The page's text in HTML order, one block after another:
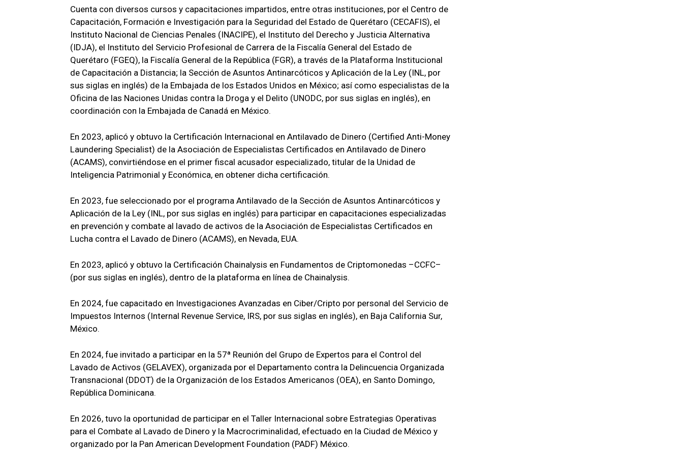
Cuenta con diversos cursos y capacitaciones impartidos, entre otras instituciones, por el Centro de
Capacitación, Formación e Investigación para la Seguridad del Estado de Querétaro (CECAFIS), el
Instituto Nacional de Ciencias Penales (INACIPE), el Instituto del Derecho y Justicia Alternativa
(IDJA), el Instituto del Servicio Profesional de Carrera de la Fiscalía General del Estado de
Querétaro (FGEQ), la Fiscalía General de la República (FGR), a través de la Plataforma Institucional
de Capacitación a Distancia; la Sección de Asuntos Antinarcóticos y Aplicación de la Ley (INL, por
sus siglas en inglés) de la Embajada de los Estados Unidos en México; así como especialistas de la
Oficina de las Naciones Unidas contra la Droga y el Delito (UNODC, por sus siglas en inglés), en
coordinación con la Embajada de Canadá en México.
En 2023, aplicó y obtuvo la Certificación Internacional en Antilavado de Dinero (Certified Anti-Money
Laundering Specialist) de la Asociación de Especialistas Certificados en Antilavado de Dinero
(ACAMS), convirtiéndose en el primer fiscal acusador especializado, titular de la Unidad de
Inteligencia Patrimonial y Económica, en obtener dicha certificación.
En 2023, fue seleccionado por el programa Antilavado de la Sección de Asuntos Antinarcóticos y
Aplicación de la Ley (INL, por sus siglas en inglés) para participar en capacitaciones especializadas
en prevención y combate al lavado de activos de la Asociación de Especialistas Certificados en
Lucha contra el Lavado de Dinero (ACAMS), en Nevada, EUA.
En 2023, aplicó y obtuvo la Certificación Chainalysis en Fundamentos de Criptomonedas –CCFC–
(por sus siglas en inglés), dentro de la plataforma en línea de Chainalysis.
En 2024, fue capacitado en Investigaciones Avanzadas en Ciber/Cripto por personal del Servicio de
Impuestos Internos (Internal Revenue Service, IRS, por sus siglas en inglés), en Baja California Sur,
México.
En 2024, fue invitado a participar en la 57ª Reunión del Grupo de Expertos para el Control del
Lavado de Activos (GELAVEX), organizada por el Departamento contra la Delincuencia Organizada
Transnacional (DDOT) de la Organización de los Estados Americanos (OEA), en Santo Domingo,
República Dominicana.
En 2026, tuvo la oportunidad de participar en el Taller Internacional sobre Estrategias Operativas
para el Combate al Lavado de Dinero y la Macrocriminalidad, efectuado en la Ciudad de México y
organizado por la Pan American Development Foundation (PADF) México.